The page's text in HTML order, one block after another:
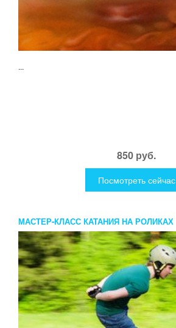
...
850 руб.
Посмотреть сейчас
МАСТЕР-КЛАСС КАТАНИЯ НА РОЛИКАХ